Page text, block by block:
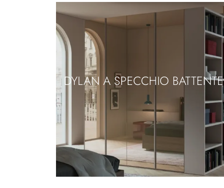
DYLAN A SPECCHIO BATTENTE